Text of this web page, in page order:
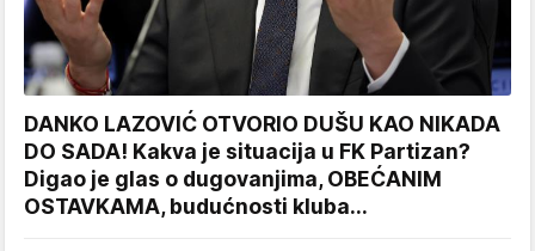
DANKO LAZOVIĆ OTVORIO DUŠU KAO NIKADA
DO SADA! Kakva je situacija u FK Partizan?
Digao je glas o dugovanjima, OBEĆANIM
OSTAVKAMA, budućnosti kluba...